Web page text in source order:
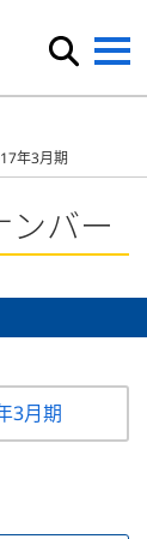
年3月期
ンバー
3月期